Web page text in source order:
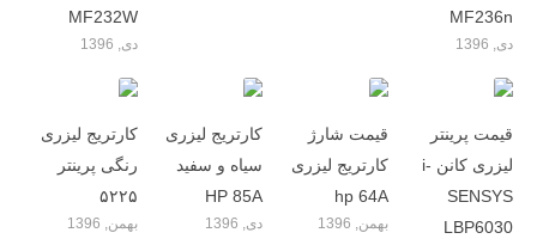
MF232W
دی, 1396
MF236n
دی, 1396
کارتریج لیزری
رنگی پرینتر
۵۲۲۵
بهمن, 1396
کارتریج لیزری
سیاه و سفید
HP 85A
دی, 1396
قیمت شارژ
کارتریج لیزری
hp 64A
بهمن, 1396
قیمت پرینتر
لیزری کانن i-
SENSYS
LBP6030